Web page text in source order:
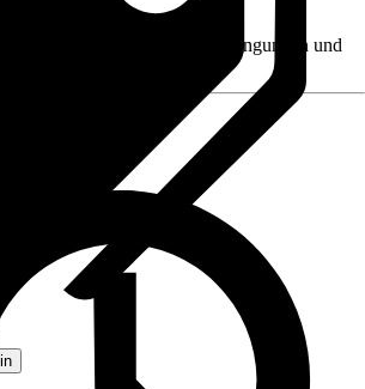
wie z. B. Rückgabebedingungen und
auf den Verkäufernamen.